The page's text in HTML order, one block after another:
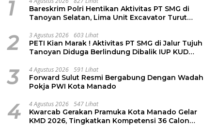
1
Bareskrim Polri Hentikan Aktivitas PT SMG di
Tanoyan Selatan, Lima Unit Excavator Turut
2 3 Agustus 2026 603 Lihat
PETI Kian Marak ! Aktivitas PT SMG di Jalur Tujuh
Tanoyan Diduga Berlindung Dibalik IUP KUD
3 4 Agustus 2026 591 Lihat
Forward Sulut Resmi Bergabung Dengan Wadah
Pokja PWI Kota Manado
4 4 Agustus 2026 547 Lihat
Kwarcab Gerakan Pramuka Kota Manado Gelar
KMD 2026, Tingkatkan Kompetensi 36 Calon